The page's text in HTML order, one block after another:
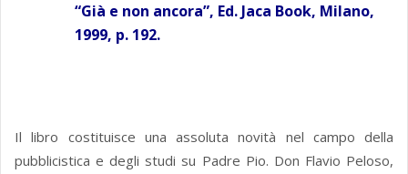
“Già e non ancora”, Ed. Jaca Book, Milano,
1999, p. 192.
Il libro costituisce una assoluta novità nel campo della
pubblicistica e degli studi su Padre Pio. Don Flavio Peloso,